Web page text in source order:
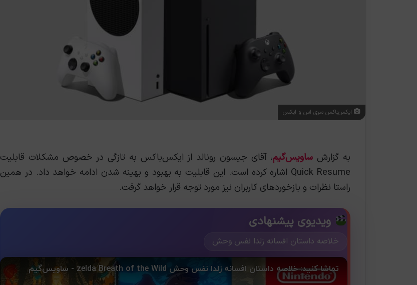
ایکس‌باکس سری اس و ایکس
به گزارش ساویس‌گیم، آقای جیسون رونالد از ایکس‌باکس به تازگی در خصوص مشکلات قابلیت
Quick Resume اشاره کرده است. این قابلیت به بهبود و بهینه شدن ادامه خواهد داد. در همین
راستا نظرات و بازخوردهای کاربران نیز مورد توجه قرار خواهد گرفت.
ویدیوی پیشنهادی
خلاصه داستان افسانه زلدا نفس وحش